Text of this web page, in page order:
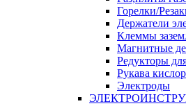
Горелки/
Держатели
Клеммы
Магнитные
Редукторы
Рукава
Электроды